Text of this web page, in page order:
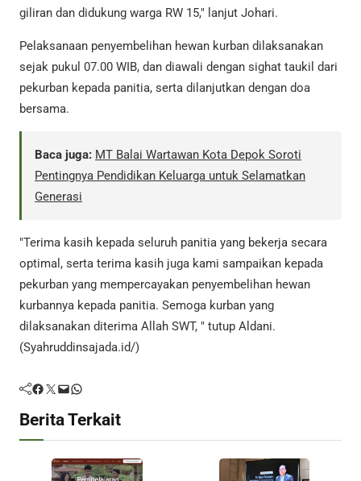
giliran dan didukung warga RW 15," lanjut Johari.
Pelaksanaan penyembelihan hewan kurban dilaksanakan
sejak pukul 07.00 WIB, dan diawali dengan sighat taukil dari
pekurban kepada panitia, serta dilanjutkan dengan doa
bersama.
Baca juga: MT Balai Wartawan Kota Depok Soroti
Pentingnya Pendidikan Keluarga untuk Selamatkan
Generasi
"Terima kasih kepada seluruh panitia yang bekerja secara
optimal, serta terima kasih juga kami sampaikan kepada
pekurban yang mempercayakan penyembelihan hewan
kurbannya kepada panitia. Semoga kurban yang
dilaksanakan diterima Allah SWT, " tutup Aldani.
(Syahruddinsajada.id/)
Facebook Twitter Mail WhatsApp
Berita Terkait